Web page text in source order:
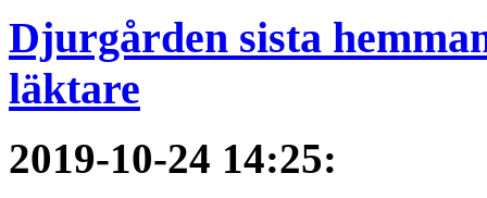
Djurgården sista
läktare
2019-10-24 14:25: